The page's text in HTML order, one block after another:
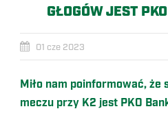
GŁOGÓW JEST
01 cze 2023
Miło nam poinformować, że
meczu przy K2 jest PKO